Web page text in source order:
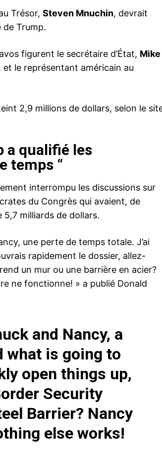
Insight
Davos : Des «plombiers diplomates»
russes suspectés d’espionnage
passeports diplomatiques mais l’un disant
être plombier, à Davos, où se tient chaque
année en janvier le Forum économique
mondial. «C’était un contrôle de police
régulier. Les deux hommes avaient des
passeports diplomatiques russes mais
22 January 2020
In "Nation"
Trésor, Steven Mnuchin, devrait
de Trump.
figurent le secrétaire d’État, Mike
et le représentant américain au
2,9 millions de dollars, selon le
a qualifié les
temps “
interrompu les discussions sur
du Congrès qui avaient, de
5,7 milliards de dollars.
une perte de temps totale. J’ai
rapidement le dossier, allez-
un mur ou une barrière en acier?
ne fonctionne! » a publié Donald
and Nancy, a
what is going to
open things up,
Security
Barrier? Nancy
else works!